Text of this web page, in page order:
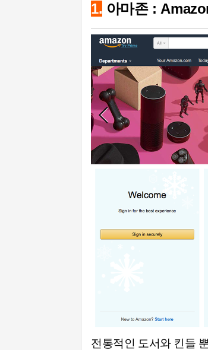
1. 아마존 :
전통적인 도서와 킨들